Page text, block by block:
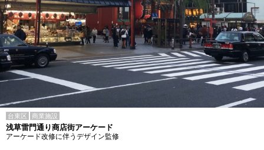
台東区 商業施設
浅草雷門通り商店街アーケード
アーケード改修に伴うデザイン監修